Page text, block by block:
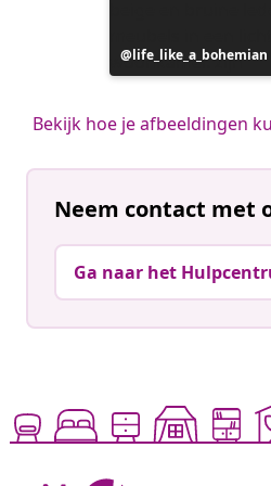
Bericht
gepubliceerd
life_like_a_bohemian
Bekijk hoe je afbeeldingen
Neem contact met
Ga naar het